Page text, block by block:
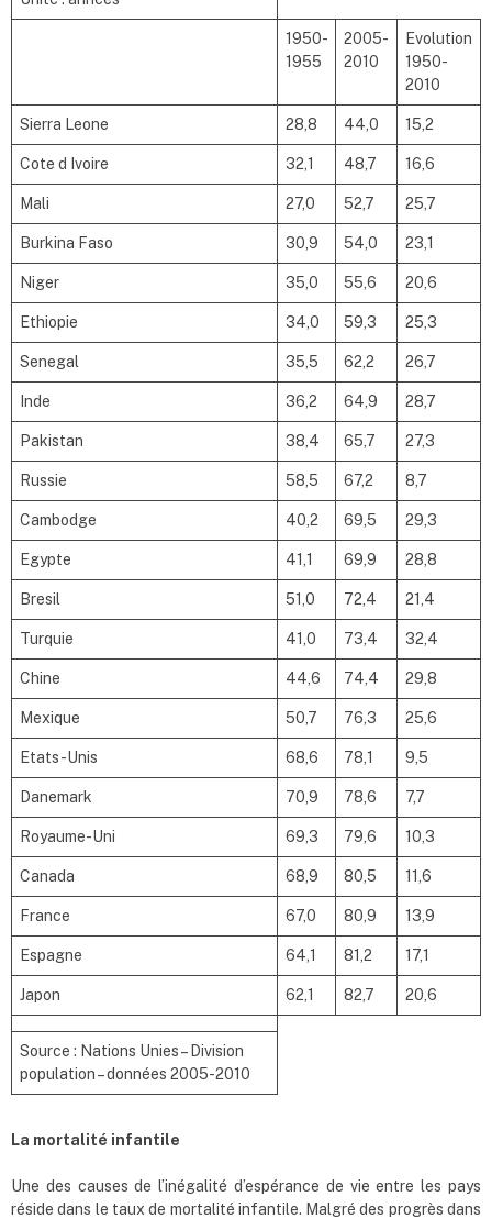
1950-
1955
2005-
2010
Evolution
1950-
2010
Sierra Leone 28,8 44,0 15,2
Cote d Ivoire 32,1 48,7 16,6
Mali 27,0 52,7 25,7
Burkina Faso 30,9 54,0 23,1
Niger 35,0 55,6 20,6
Ethiopie 34,0 59,3 25,3
Senegal 35,5 62,2 26,7
Inde 36,2 64,9 28,7
Pakistan 38,4 65,7 27,3
Russie 58,5 67,2 8,7
Cambodge 40,2 69,5 29,3
Egypte 41,1 69,9 28,8
Bresil 51,0 72,4 21,4
Turquie 41,0 73,4 32,4
Chine 44,6 74,4 29,8
Mexique 50,7 76,3 25,6
Etats-Unis 68,6 78,1 9,5
Danemark 70,9 78,6 7,7
Royaume-Uni 69,3 79,6 10,3
Canada 68,9 80,5 11,6
France 67,0 80,9 13,9
Espagne 64,1 81,2 17,1
Japon 62,1 82,7 20,6
Source : Nations Unies – Division
population – données 2005-2010
La mortalité infantile
Une des causes de l’inégalité d’espérance de vie entre les pays
réside dans le taux de mortalité infantile. Malgré des progrès dans